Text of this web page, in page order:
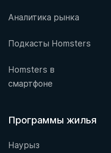
Аналитика рынка
Подкасты Homsters
Homsters в
смартфоне
Программы жилья
Наурыз